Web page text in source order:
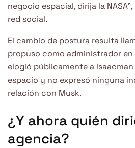
negocio espacial, dirija la
red social.
El cambio de postura resulta
propuso como administrador en
elogió públicamente a
espacio y no expresó ninguna
relación con Musk.
¿Y ahora quién
agencia?